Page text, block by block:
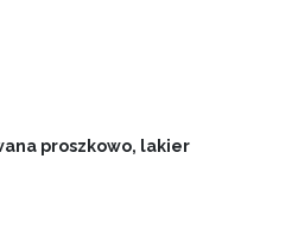
proszkowo, lakier